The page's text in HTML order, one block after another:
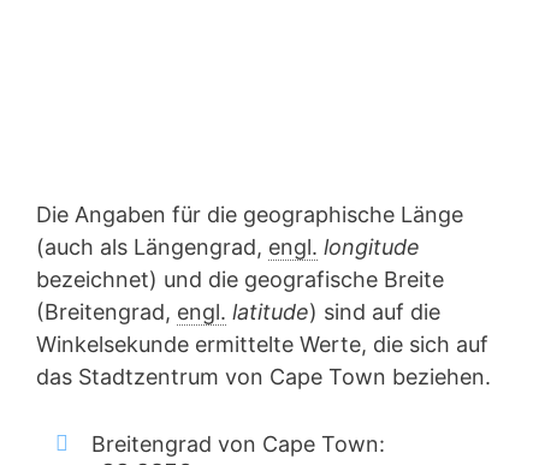
Die Angaben für die geographische Länge
(auch als Längengrad, engl. longitude
bezeichnet) und die geografische Breite
(Breitengrad, engl. latitude) sind auf die
Winkelsekunde ermittelte Werte, die sich auf
das Stadtzentrum von Cape Town beziehen.
Breitengrad von Cape Town: